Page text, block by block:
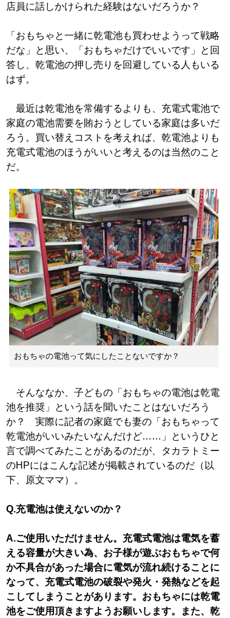
店員に話しかけられた経験はないだろうか？
「おもちゃと一緒に乾電池も買わせようって戦略
だな」と思い、「おもちゃだけでいいです」と回
答し、乾電池の押し売りを回避している人もいる
はず。
最近は乾電池を常備するよりも、充電式電池で
家庭の電池需要を賄おうとしている家庭は多いだ
ろう。買い替えコストを考えれば、乾電池よりも
充電式電池のほうがいいと考えるのは当然のこと
だ。
おもちゃの電池って気にしたことないですか？
そんななか、子どもの「おもちゃの電池は乾電
池を推奨」という話を聞いたことはないだろう
か？ 実際に記者の家庭でも妻の「おもちゃって
乾電池がいいみたいなんだけど……」というひと
言で調べてみたことがあるのだが、タカラトミー
のHPにはこんな記述が掲載されているのだ（以
下、原文ママ）。
Q.充電池は使えないのか？
A.ご使用いただけません。充電式電池は電気を蓄
える容量が大きい為、お子様が遊ぶおもちゃで何
か不具合があった場合に電気が流れ続けることに
なって、充電式電池の破裂や発火・発熱などを起
こしてしまうことがあります。おもちゃには乾電
池をご使用頂きますようお願いします。また、乾